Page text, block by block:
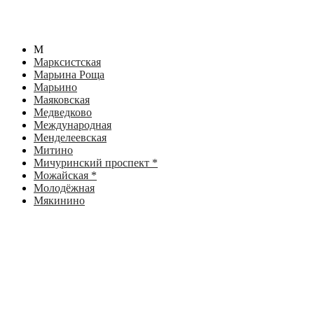
М
Марксистская
Марьина Роща
Марьино
Маяковская
Медведково
Международная
Менделеевская
Митино
Мичуринский проспект *
Можайская *
Молодёжная
Мякинино